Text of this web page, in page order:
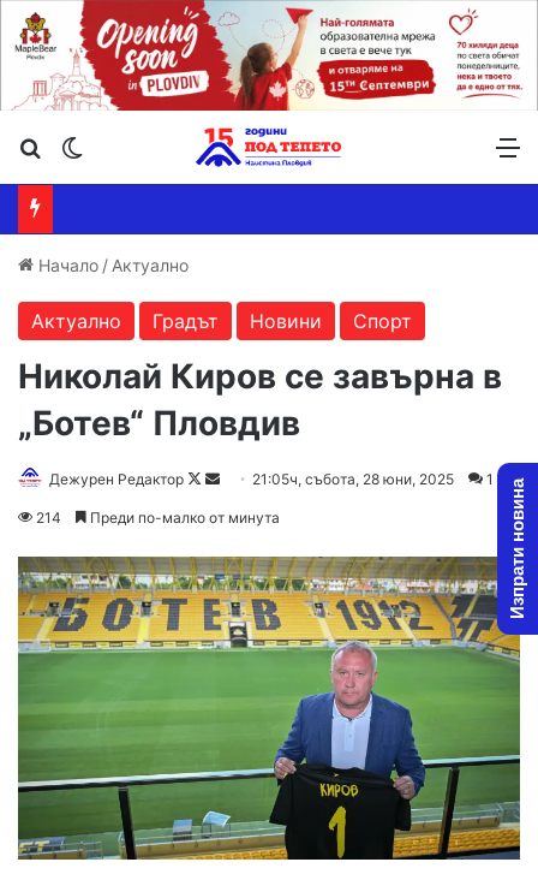
Търсене ...
Начало / Актуално
Актуално Градът Новини Спорт
Николай Киров се завърна в
„Ботев“ Пловдив
Дежурен Редактор
Follow
Send 21:05ч, събота, 28 юни, 2025 1
214 Преди по-малко от минута Изпрати новина